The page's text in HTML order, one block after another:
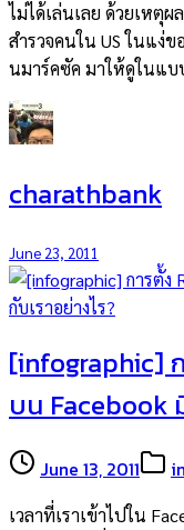
ไม่ได้เล่นเลย ด้วยเหตุ
สำรวจคนใน US ในแง่
นมาร์คซัค มาให้ดูในแบ
charathbank
June 23, 2011
[infographic]
บน Facebook
June 13, 2011
เวลาที่เราเข้าไปใน